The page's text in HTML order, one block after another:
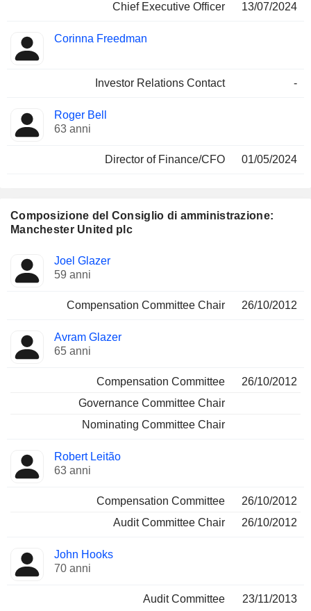
Chief Executive Officer 13/07/2024
Corinna Freedman
Investor Relations Contact -
Roger Bell
63 anni
Director of Finance/CFO 01/05/2024
Composizione del Consiglio di amministrazione:
Manchester United plc
Amministratore Comitati
Joel Glazer
59 anni
Compensation Committee Chair 26/10/2012
Avram Glazer
65 anni
Compensation Committee
26/10/2012
Governance Committee Chair
Nominating Committee Chair
Robert Leitão
63 anni
Compensation Committee
26/10/2012
Audit Committee Chair
26/10/2012
John Hooks
70 anni
Audit Committee 23/11/2013